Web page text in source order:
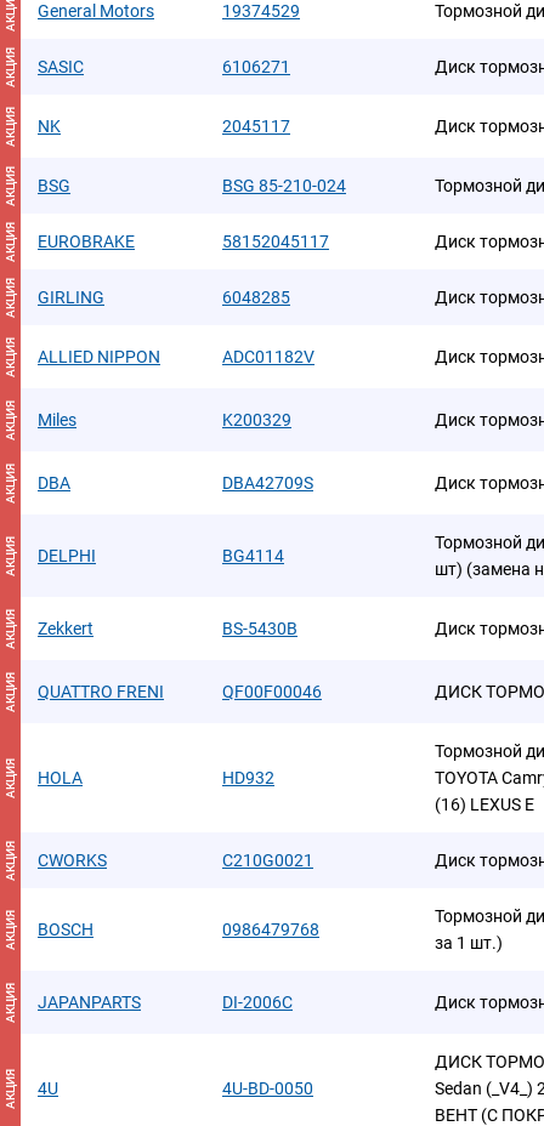
АКЦИЯ General Motors 19374529 Тормозной
АКЦИЯ SASIC 6106271 Диск
АКЦИЯ NK 2045117 Диск
АКЦИЯ BSG BSG 85-210-024 Тормозной
АКЦИЯ EUROBRAKE 58152045117 Диск
АКЦИЯ GIRLING 6048285 Диск
АКЦИЯ ALLIED NIPPON ADC01182V Диск
АКЦИЯ Miles K200329 Диск
АКЦИЯ DBA DBA42709S Диск
АКЦИЯ DELPHI BG4114
Тормозной
шт) (замена
АКЦИЯ Zekkert BS-5430B Диск
АКЦИЯ QUATTRO FRENI QF00F00046 ДИСК
АКЦИЯ HOLA HD932
Тормозной
TOYOTA
(16) LEXUS E
АКЦИЯ CWORKS C210G0021 Диск
АКЦИЯ BOSCH 0986479768
Тормозной
за 1 шт.)
АКЦИЯ JAPANPARTS DI-2006C Диск
АКЦИЯ 4U 4U-BD-0050
ДИСК
Sedan
ВЕНТ (С